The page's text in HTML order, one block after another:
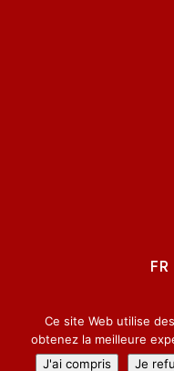
FR
LEGAL
Ce site Web utilise
obtenez la meilleure
J'ai compris
Je